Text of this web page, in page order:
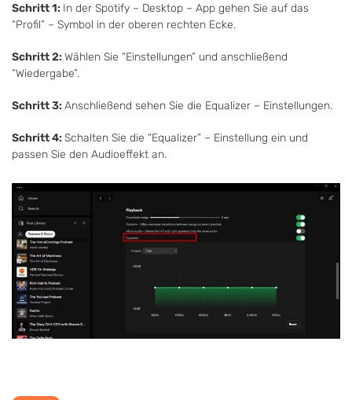
Schritt 1: In der Spotify – Desktop – App gehen Sie auf das
“Profil” – Symbol in der oberen rechten Ecke.
Schritt 2: Wählen Sie “Einstellungen” und anschließend
“Wiedergabe”.
Schritt 3: Anschließend sehen Sie die Equalizer – Einstellungen.
Schritt 4: Schalten Sie die “Equalizer” – Einstellung ein und
passen Sie den Audioeffekt an.